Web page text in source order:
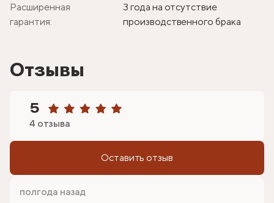
Расширенная
гарантия:
3 года на отсутствие
производственного брака
Отзывы
5
4 отзыва
Оставить отзыв
полгода назад